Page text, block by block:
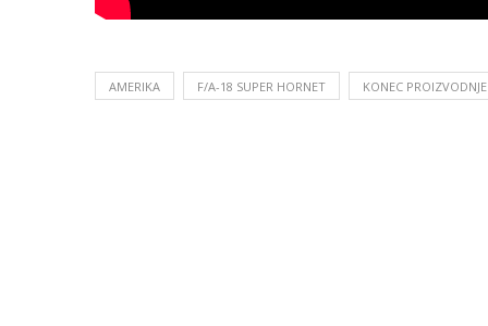
AMERIKA F/A-18 SUPER HORNET KONEC PROIZVODNJE